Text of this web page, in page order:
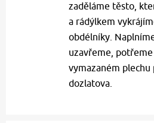
zaděláme těsto,
a rádýlkem
obdélníky.
uzavřeme,
vymazaném
dozlatova.